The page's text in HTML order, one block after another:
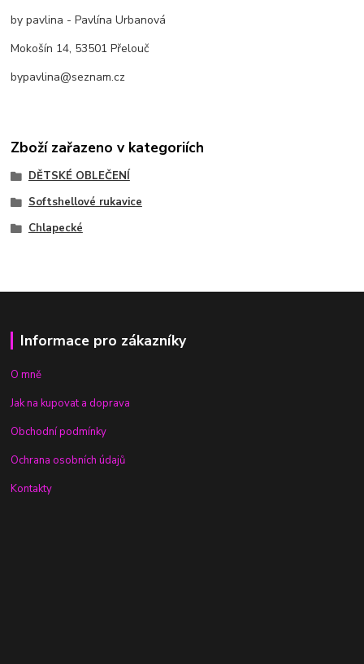
by pavlina - Pavlína Urbanová
Mokošín 14, 53501 Přelouč
bypavlina@seznam.cz
Zboží zařazeno v kategoriích
DĚTSKÉ OBLEČENÍ
Softshellové rukavice
Chlapecké
Informace pro zákazníky
O mně
Jak na kupovat a doprava
Obchodní podmínky
Ochrana osobních údajů
Kontakty